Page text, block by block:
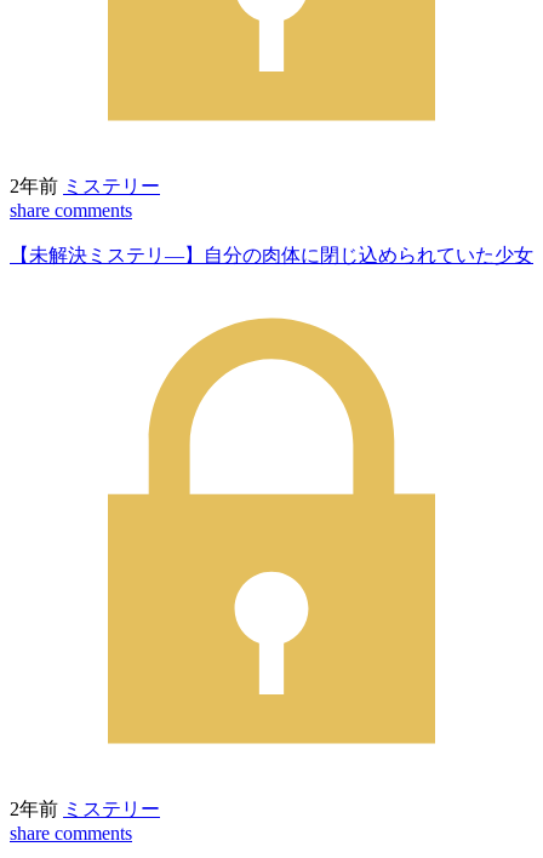
2年前 ミステリー
share comments
【未解決ミステリ―】自分の肉体に閉じ込められていた少女
2年前 ミステリー
share comments